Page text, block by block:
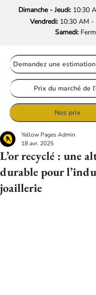
Dimanche - Jeudi: 10:30
Vendredi:10:30 AM -
Samedi:
Demandez une
Prix du marché de
Nos prix
L’or recyclé : une
durable pour
joaillerie
Yellow Pages Admin
18 avr. 2025